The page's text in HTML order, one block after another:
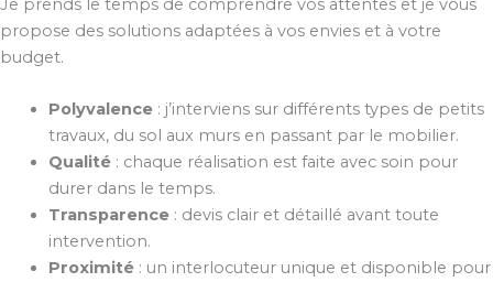
Je prends le temps de comprendre vos attentes et je vous
propose des solutions adaptées à vos envies et à votre
budget.
Polyvalence: j’interviens sur différents types de petits
travaux, du sol aux murs en passant par le mobilier.
Qualité: chaque réalisation est faite avec soin pour
durer dans le temps.
Transparence: devis clair et détaillé avant toute
intervention.
Proximité: un interlocuteur unique et disponible pour